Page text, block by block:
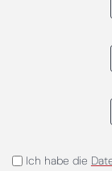
Ich habe die